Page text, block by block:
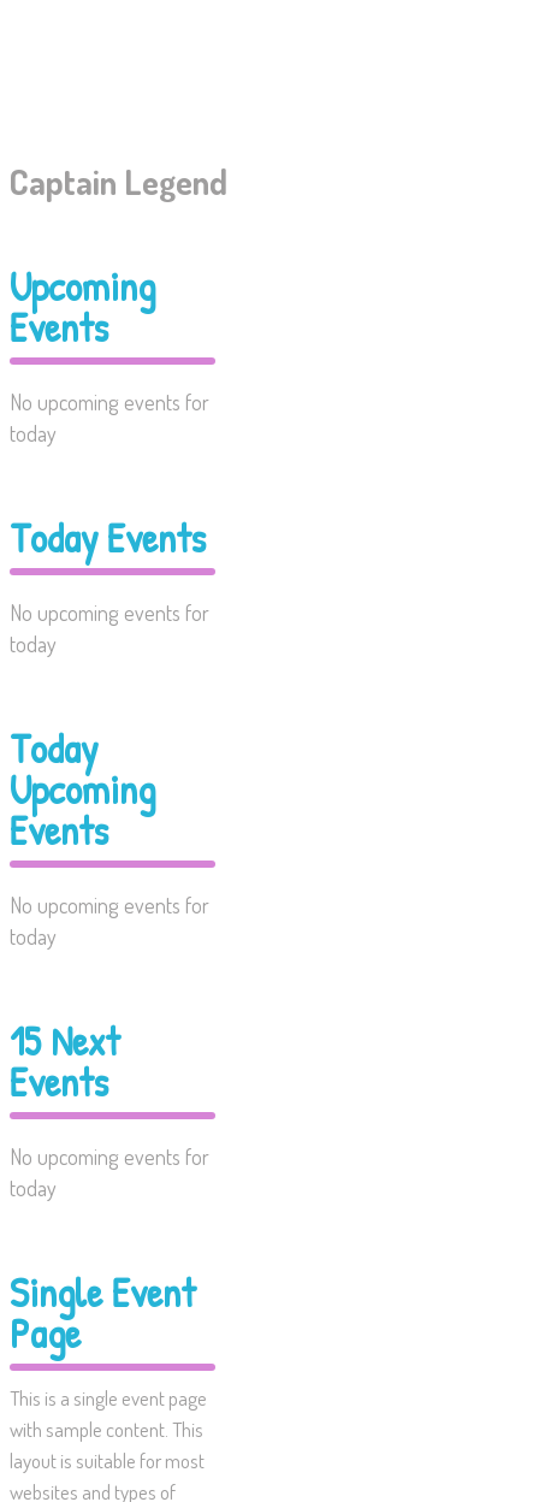
Captain Legend
Upcoming
Events
No upcoming events for
today
Today Events
No upcoming events for
today
Today
Upcoming
Events
No upcoming events for
today
15 Next
Events
No upcoming events for
today
Single Event
Page
This is a single event page
with sample content. This
layout is suitable for most
websites and types of